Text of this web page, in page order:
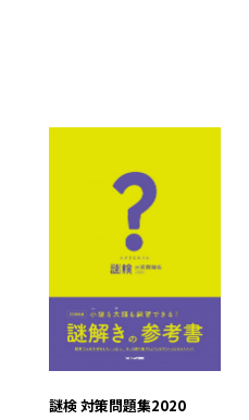
謎検 対策問題集2020